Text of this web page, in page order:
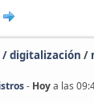
/ digitalización /
- Hoya las